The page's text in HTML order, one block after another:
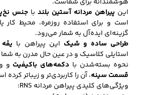
کفش مردانه
لباس زیر و راحتی
این پیراهن مردانه آستین بلند با جنس
است و برای استفاده روزمره، محیط کار
گزینه‌ای ایده‌آل به شمار می‌رود.
طراحی ساده و شیک این پیراهن با یقه
استایلی کلاسیک و در عین حال مدرن به
نحوه بسته‌شدن با دکمه‌های با‌کیفیت و
قسمت سینه، آن را کاربردی‌تر و زیباتر کرده
ویژگی‌های کلیدی پیراهن مردانه RNS: